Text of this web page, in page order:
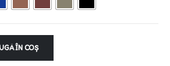
ÎN COȘ